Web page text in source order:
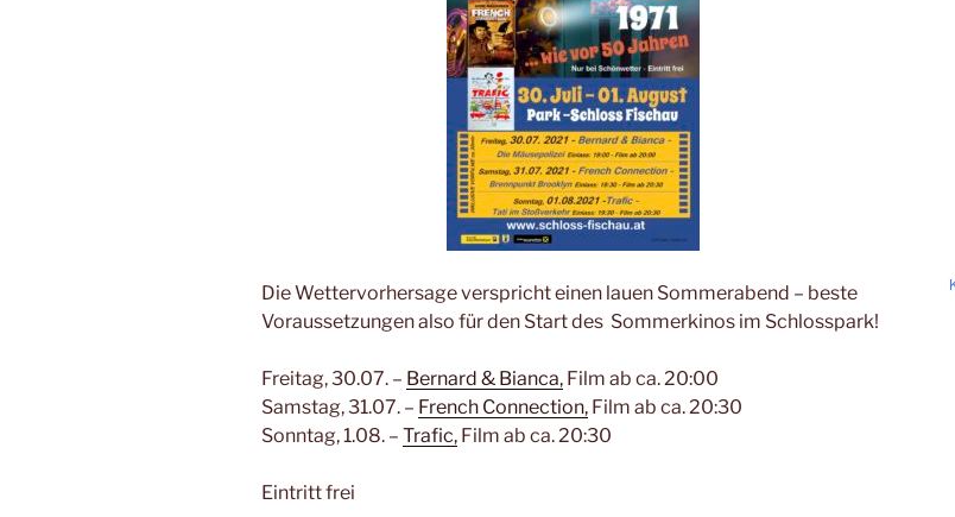
Die Wettervorhersage verspricht einen lauen Sommerabend – beste
Voraussetzungen also für den Start des Sommerkinos im Schlosspark!
Freitag, 30.07. – Bernard & Bianca, Film ab ca. 20:00
Samstag, 31.07. – French Connection, Film ab ca. 20:30
Sonntag, 1.08. – Trafic, Film ab ca. 20:30
Eintritt frei